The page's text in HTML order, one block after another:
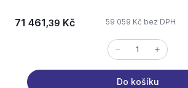
71 461,39 Kč 59 059 Kč bez DPH
Do košíku